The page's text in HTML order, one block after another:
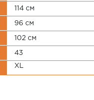
114 см
96 см
102 см
43
XL